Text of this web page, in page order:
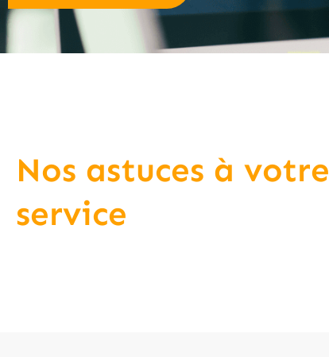
Nos astuces à votre
service